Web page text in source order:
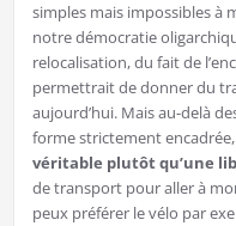
simples mais impossibles à
notre démocratie
relocalisation, du fait de
permettrait de donner du
aujourd’hui. Mais au-delà
forme strictement
véritable plutôt qu’une
de transport pour aller à
peux préférer le vélo par